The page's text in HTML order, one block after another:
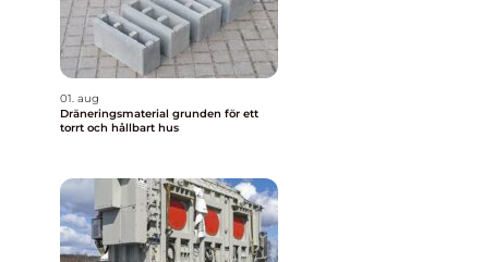
01. aug
Dräneringsmaterial grunden för ett
torrt och hållbart hus